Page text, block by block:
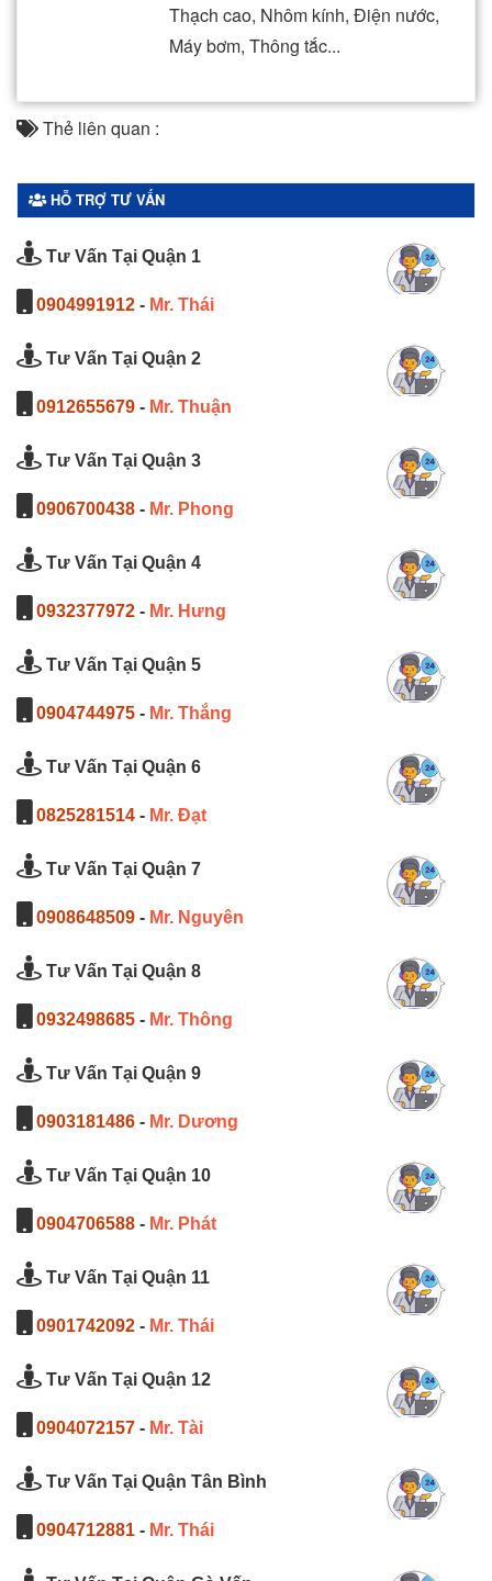
Thạch cao, Nhôm kính, Điện nước,
Máy bơm, Thông tắc...
Thẻ liên quan :
HỖ TRỢ TƯ VẤN
Tư Vấn Tại Quận 1
0904991912 - Mr. Thái
Tư Vấn Tại Quận 2
0912655679 - Mr. Thuận
Tư Vấn Tại Quận 3
0906700438 - Mr. Phong
Tư Vấn Tại Quận 4
0932377972 - Mr. Hưng
Tư Vấn Tại Quận 5
0904744975 - Mr. Thắng
Tư Vấn Tại Quận 6
0825281514 - Mr. Đạt
Tư Vấn Tại Quận 7
0908648509 - Mr. Nguyên
Tư Vấn Tại Quận 8
0932498685 - Mr. Thông
Tư Vấn Tại Quận 9
0903181486 - Mr. Dương
Tư Vấn Tại Quận 10
0904706588 - Mr. Phát
Tư Vấn Tại Quận 11
0901742092 - Mr. Thái
Tư Vấn Tại Quận 12
0904072157 - Mr. Tài
Tư Vấn Tại Quận Tân Bình
0904712881 - Mr. Thái